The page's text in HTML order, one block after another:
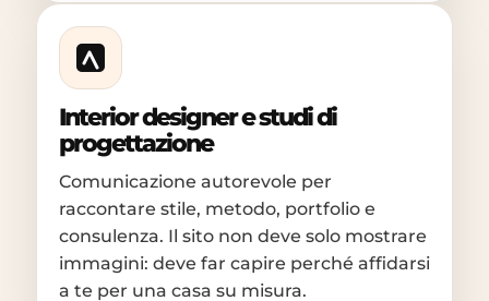
Interior designer e studi di
progettazione
Comunicazione autorevole per
raccontare stile, metodo, portfolio e
consulenza. Il sito non deve solo mostrare
immagini: deve far capire perché affidarsi
a te per una casa su misura.